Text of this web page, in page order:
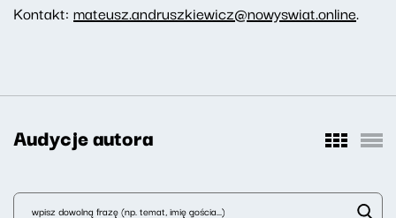
Kontakt: mateusz.andruszkiewicz@nowyswiat.online.
Audycje autora